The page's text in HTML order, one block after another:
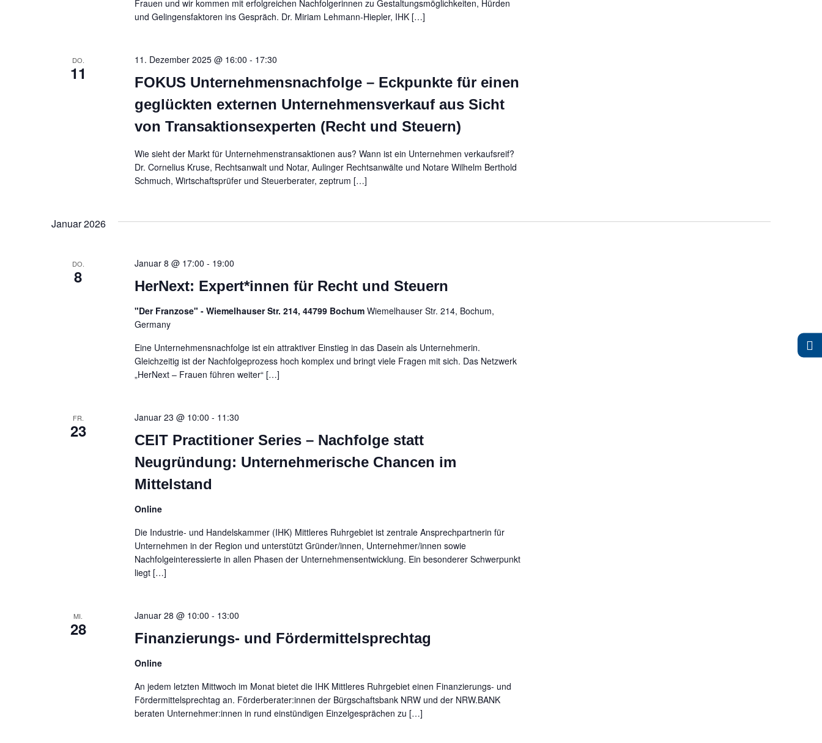
Frauen und wir kommen mit erfolgreichen Nachfolgerinnen zu Gestaltungsmöglichkeiten, Hürden
und Gelingensfaktoren ins Gespräch. Dr. Miriam Lehmann-Hiepler, IHK […]
DO.
11
FOKUS Unternehmensnachfolge – Eckpunkte für einen
geglückten externen Unternehmensverkauf aus Sicht
von Transaktionsexperten (Recht und Steuern)
11. Dezember 2025 @ 16:00 - 17:30
Wie sieht der Markt für Unternehmenstransaktionen aus? Wann ist ein Unternehmen verkaufsreif?
Dr. Cornelius Kruse, Rechtsanwalt und Notar, Aulinger Rechtsanwälte und Notare Wilhelm Berthold
Schmuch, Wirtschaftsprüfer und Steuerberater, zeptrum […]
Januar 2026
DO.
8 HerNext: Expert*innen für Recht und Steuern
Januar 8 @ 17:00 - 19:00
"Der Franzose" - Wiemelhauser Str. 214, 44799 Bochum Wiemelhauser Str. 214, Bochum,
Germany
Eine Unternehmensnachfolge ist ein attraktiver Einstieg in das Dasein als Unternehmerin.
Gleichzeitig ist der Nachfolgeprozess hoch komplex und bringt viele Fragen mit sich. Das Netzwerk
„HerNext – Frauen führen weiter“ […]
FR.
23
CEIT Practitioner Series – Nachfolge statt
Neugründung: Unternehmerische Chancen im
Mittelstand
Januar 23 @ 10:00 - 11:30
Online
Die Industrie- und Handelskammer (IHK) Mittleres Ruhrgebiet ist zentrale Ansprechpartnerin für
Unternehmen in der Region und unterstützt Gründer/innen, Unternehmer/innen sowie
Nachfolgeinteressierte in allen Phasen der Unternehmensentwicklung. Ein besonderer Schwerpunkt
liegt […]
MI.
28 Finanzierungs- und Fördermittelsprechtag
Januar 28 @ 10:00 - 13:00
Online
An jedem letzten Mittwoch im Monat bietet die IHK Mittleres Ruhrgebiet einen Finanzierungs- und
Fördermittelsprechtag an. Förderberater:innen der Bürgschaftsbank NRW und der NRW.BANK
beraten Unternehmer:innen in rund einstündigen Einzelgesprächen zu […]